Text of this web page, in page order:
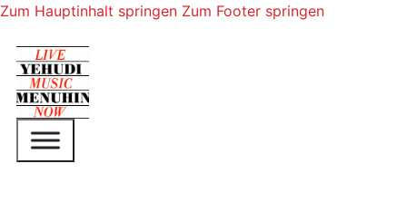
Zum Hauptinhalt springen Zum Footer springen